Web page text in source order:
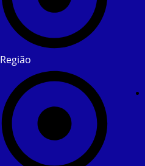
Região